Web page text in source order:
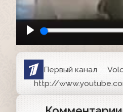
Первый канал
http://